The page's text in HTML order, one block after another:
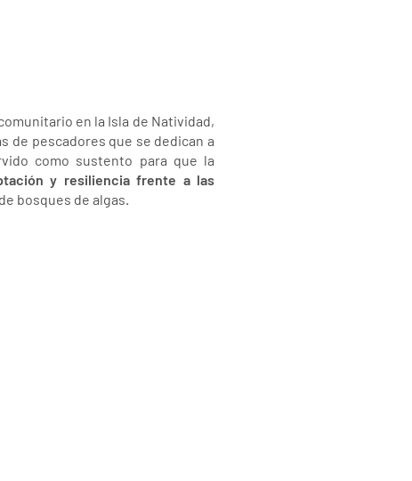
en la Isla de Natividad,
de pescadores que se dedican a
como sustento para que la
y resiliencia frente a las
bosques de algas.